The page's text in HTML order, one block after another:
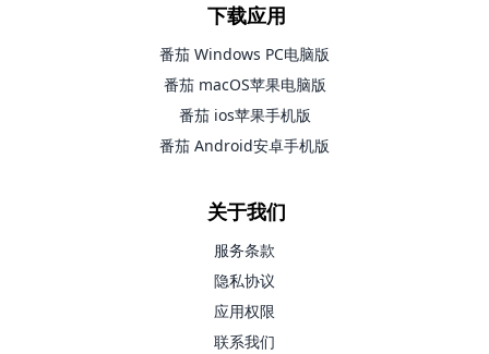
下载应用
番茄 Windows PC电脑版
番茄 macOS苹果电脑版
番茄 ios苹果手机版
番茄 Android安卓手机版
关于我们
服务条款
隐私协议
应用权限
联系我们